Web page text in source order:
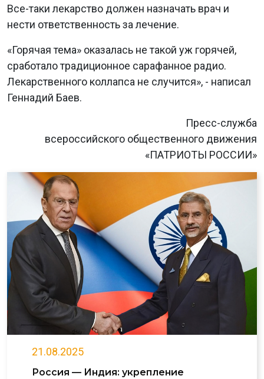
Все-таки лекарство должен назначать врач и
нести ответственность за лечение.
«Горячая тема» оказалась не такой уж горячей,
сработало традиционное сарафанное радио.
Лекарственного коллапса не случится», - написал
Геннадий Баев.
Пресс-служба
всероссийского общественного движения
«ПАТРИОТЫ РОССИИ»
21.08.2025
Россия — Индия: укрепление